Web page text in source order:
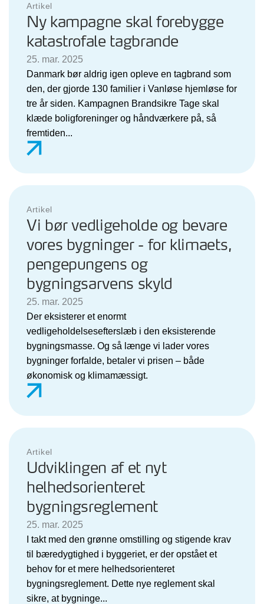
Artikel
Ny kampagne skal forebygge
katastrofale tagbrande
25. mar. 2025
Danmark bør aldrig igen opleve en tagbrand som
den, der gjorde 130 familier i Vanløse hjemløse for
tre år siden. Kampagnen Brandsikre Tage skal
klæde boligforeninger og håndværkere på, så
fremtiden...
Artikel
Vi bør vedligeholde og bevare
vores bygninger - for klimaets,
pengepungens og
bygningsarvens skyld
25. mar. 2025
Der eksisterer et enormt
vedligeholdelsesefterslæb i den eksisterende
bygningsmasse. Og så længe vi lader vores
bygninger forfalde, betaler vi prisen – både
økonomisk og klimamæssigt.
Artikel
Udviklingen af et nyt
helhedsorienteret
bygningsreglement
25. mar. 2025
I takt med den grønne omstilling og stigende krav
til bæredygtighed i byggeriet, er der opstået et
behov for et mere helhedsorienteret
bygningsreglement. Dette nye reglement skal
sikre, at bygninge...